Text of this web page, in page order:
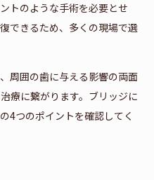
トのような手術を必要とせ
できるため、多くの現場で選
周囲の歯に与える影響の両面
療に繋がります。ブリッジに
4つのポイントを確認してく